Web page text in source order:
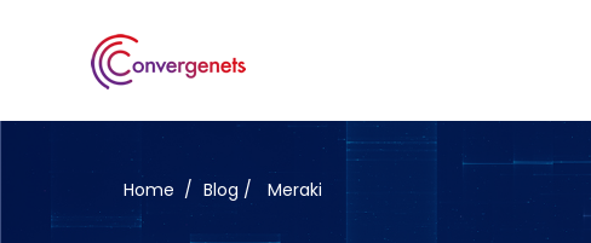
Home Blog Meraki